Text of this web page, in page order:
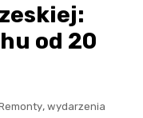
od 20
, wydarzenia